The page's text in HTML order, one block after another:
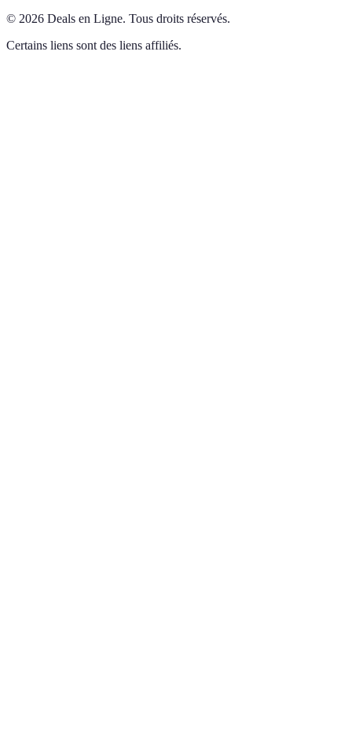
© 2026 Deals en Ligne. Tous droits réservés.
Certains liens sont des liens affiliés.